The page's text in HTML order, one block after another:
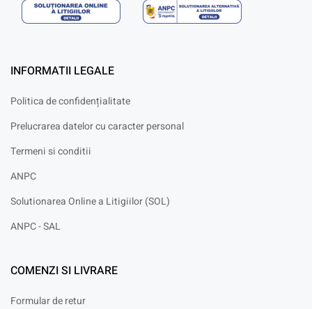
INFORMATII LEGALE
Politica de confidențialitate
Prelucrarea datelor cu caracter personal
Termeni si conditii
ANPC
Solutionarea Online a Litigiilor (SOL)
ANPC - SAL
COMENZI SI LIVRARE
Formular de retur